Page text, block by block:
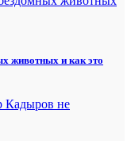
животных и как это